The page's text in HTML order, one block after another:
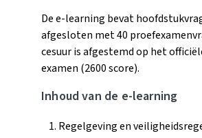
De e-learning bevat
afgesloten met 40
cesuur is afgestemd op het
examen (2600 score).
Inhoud van de e-learning
Regelgeving en